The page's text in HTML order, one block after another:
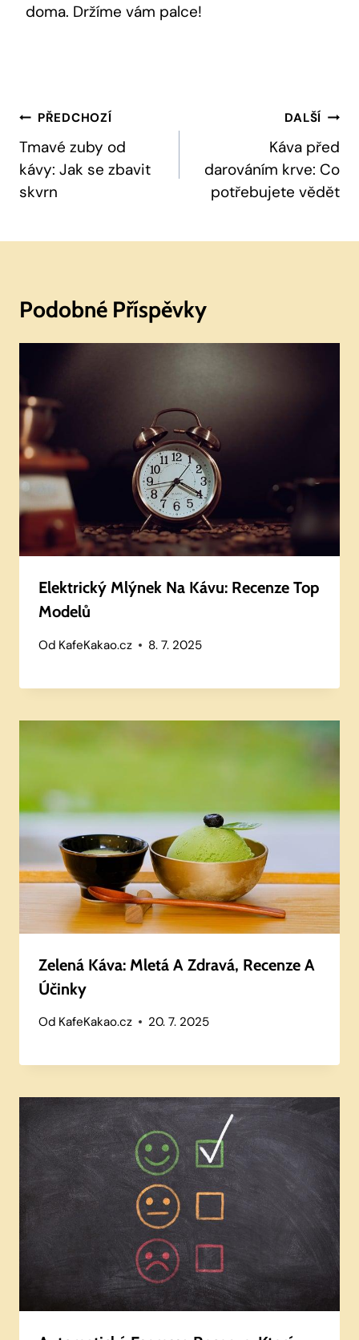
doma. Držíme vám palce!
Navigace
Pro
Příspěvek
PŘEDCHOZÍ
Tmavé zuby od
kávy: Jak se zbavit
skvrn
DALŠÍ
Káva před
darováním krve: Co
potřebujete vědět
Podobné Příspěvky
Elektrický Mlýnek Na Kávu: Recenze Top
Modelů
Od KafeKakao.cz 8. 7. 2025
Zelená Káva: Mletá A Zdravá, Recenze A
Účinky
Od KafeKakao.cz 20. 7. 2025